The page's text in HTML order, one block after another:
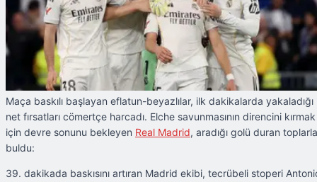
Maça baskılı başlayan eflatun-beyazlılar, ilk dakikalarda yakaladığı
net fırsatları cömertçe harcadı. Elche savunmasının direncini kırmak
için devre sonunu bekleyen Real Madrid, aradığı golü duran toplarla
buldu:
39. dakikada baskısını artıran Madrid ekibi, tecrübeli stoperi